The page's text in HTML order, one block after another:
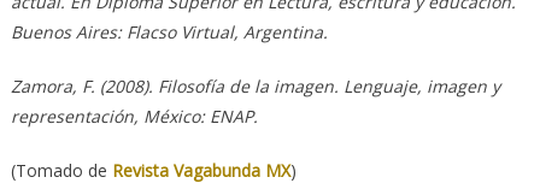
Buenos Aires: Flacso Virtual, Argentina.
Zamora, F. (2008). Filosofía de la imagen. Lenguaje, imagen y
representación, México: ENAP.
(Tomado de Revista Vagabunda MX)